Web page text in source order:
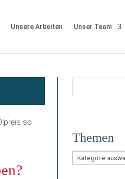
Unsere Arbeiten Unser Team
so
Themen
Themen